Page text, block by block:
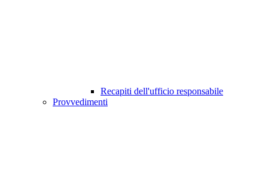
Recapiti dell'ufficio responsabile
Provvedimenti